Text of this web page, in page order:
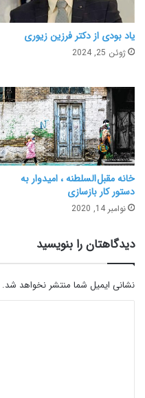
یاد بودی از دکتر فرزین زیوری
ژوئن 25, 2024
خانه مقبل السلطنه ، امیدوار به
دستور کار بازسازی
نوامبر 14, 2020
دیدگاهتان را بنویسید
نشانی ایمیل شما منتشر نخواهد شد.